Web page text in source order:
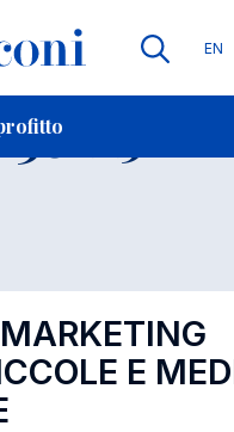
EN
E